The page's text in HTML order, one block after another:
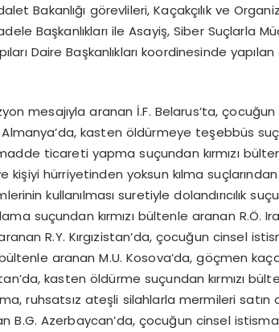
Bakanlığı görevlileri, Kaçakçılık ve
Başkanlıkları ile Asayiş, Siber Suçlarla
Daire Başkanlıkları koordinesinde
mesajıyla aranan İ.F. Belarus’ta, çocuğun
kasten öldürmeye teşebbüs
ticareti yapma suçundan kırmızı
hürriyetinden yoksun kılma suçlarından
kullanılması suretiyle dolandırıcılık
suçundan kırmızı bültenle aranan R.Ö.
R.Y. Kırgızistan’da, çocuğun cinsel
aranan M.U. Kosova’da, göçmen
kasten öldürme suçundan kırmızı
ruhsatsız ateşli silahlarla mermileri satın
Azerbaycan’da, çocuğun cinsel